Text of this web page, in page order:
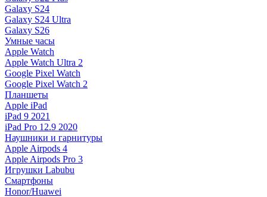
Galaxy S24
Galaxy S24 Ultra
Galaxy S26
Умные часы
Apple Watch
Apple Watch Ultra 2
Google Pixel Watch
Google Pixel Watch 2
Планшеты
Apple iPad
iPad 9 2021
iPad Pro 12.9 2020
Наушники и гарнитуры
Apple Airpods 4
Apple Airpods Pro 3
Игрушки Labubu
Смартфоны
Honor/Huawei